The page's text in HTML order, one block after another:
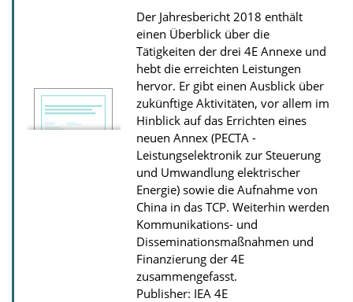
i
o
n
D
o
w
n
l
o
a
d
s
Der Jahresbericht 2018 enthält
einen Überblick über die
Tätigkeiten der drei 4E Annexe und
hebt die erreichten Leistungen
hervor. Er gibt einen Ausblick über
zukünftige Aktivitäten, vor allem im
Hinblick auf das Errichten eines
neuen Annex (PECTA -
Leistungselektronik zur Steuerung
und Umwandlung elektrischer
Energie) sowie die Aufnahme von
China in das TCP. Weiterhin werden
Kommunikations- und
Disseminationsmaßnahmen und
Finanzierung der 4E
zusammengefasst.
Publisher: IEA 4E